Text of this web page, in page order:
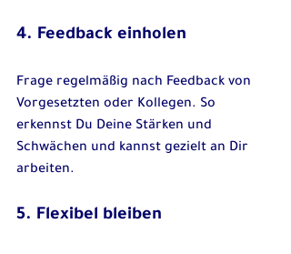
4. Feedback einholen
Frage regelmäßig nach Feedback von
Vorgesetzten oder Kollegen. So
erkennst Du Deine Stärken und
Schwächen und kannst gezielt an Dir
arbeiten.
5. Flexibel bleiben